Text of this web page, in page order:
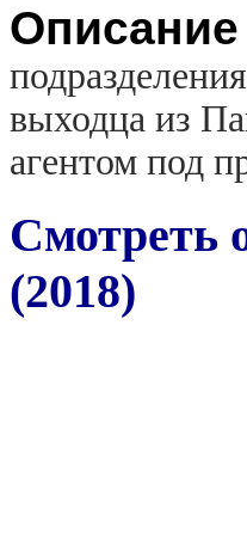
выходца из
агентом под
Смотреть
(2018)